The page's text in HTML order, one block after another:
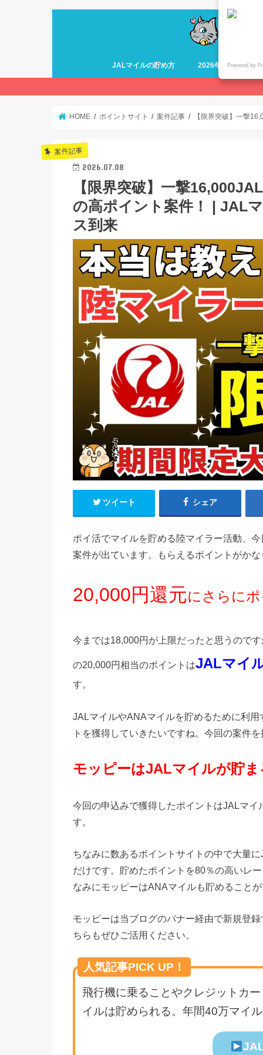
JALマイルの貯め方 2026年最新 ANAマ
HOME ポイントサイト 案件記事 【限界突破】一撃
案件記事
2026.07.08
【限界突破】一撃
の高ポイント案件！ | JAL
ス到来
ツイート シェア
ポイ活でマイルを貯める陸マイラー活動、
案件が出ています。もらえるポイントがか
20,000円還元にさらに
今までは18,000円が上限だったと思うので
の20,000円相当のポイントはJALマイ
す。
JALマイルやANAマイルを貯めるために利
トを獲得していきたいですね。今回の案件
モッピーはJALマイルが貯
今回の申込みで獲得したポイントはJALマ
す。
ちなみに数あるポイントサイトの中で大量
だけです。貯めたポイントを80％の高いレ
なみにモッピーはANAマイルも貯めること
モッピーは当ブログのバナー経由で新規登
ちらもぜひご活用ください。
人気記事PICK UP！
飛行機に乗ることやクレジットカ
イルは貯められる。年間40万マイ
Powered by